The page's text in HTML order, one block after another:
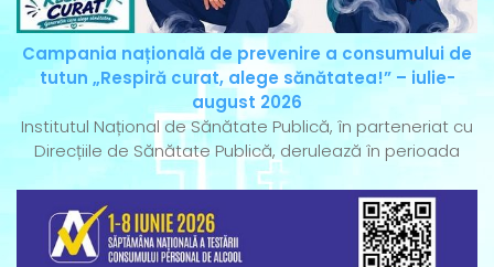
Campania națională de prevenire a consumului de
tutun „Respiră curat, alege sănătatea!” – iulie-
august 2026
Institutul Național de Sănătate Publică, în parteneriat cu
Direcțiile de Sănătate Publică, derulează în perioada